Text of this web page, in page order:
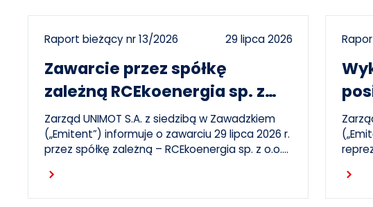
Raport bieżący nr 13/2026 29 lipca 2026
Zawarcie przez spółkę
zależną RCEkoenergia sp. z
o.o. umowy wieloletniej na
sprzedaż ciepła do miasta
Czechowice-Dziedzice
Zarząd UNIMOT S.A. z siedzibą w Zawadzkiem
(„Emitent”) informuje o zawarciu 29 lipca 2026 r.
przez spółkę zależną – RCEkoenergia sp. z o.o.
Przedsiębiorstwem Inżynierii Miejskiej sp. z o.o. z
siedzibą w Czechowicach-Dziedzicach („PIM”),
które